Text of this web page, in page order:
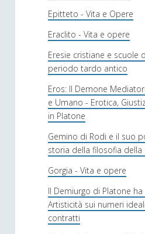
Epitteto - Vita e Opere
Eraclito - Vita e opere
Eresie cristiane e scuole
periodo tardo antico
Eros: Il Demone
e Umano - Erotica,
in Platone
Gemino di Rodi e il suo
storia della filosofia della
Gorgia - Vita e opere
Il Demiurgo di Platone
Artisticità sui numeri
contratti